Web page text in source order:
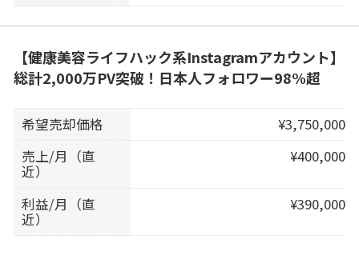
【健康美容ライフハック系Instagramアカウント】
総計2,000万PV突破！日本人フォロワー98%超
希望売却価格
¥3,750,000
売上/月（直
近）
¥400,000
利益/月（直
近）
¥390,000